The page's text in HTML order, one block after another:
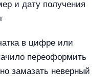
и дату получения
в цифре или
переоформить
замазать неверный